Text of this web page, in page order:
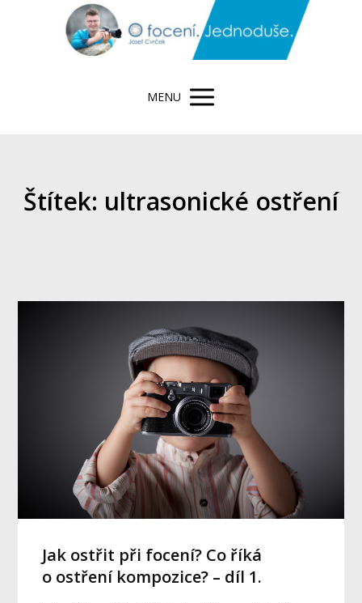
MENU
Štítek: ultrasonické ostření
Jak ostřit při focení? Co říká
o ostření kompozice? – díl 1.